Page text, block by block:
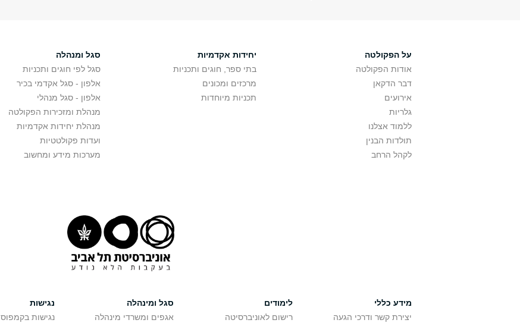
על הפקולטה
אודות הפקולטה
דבר הדקאן
אירועים
גלריות
ללמוד אצלנו
תולדות הבנין
לקהל הרחב
יחידות אקדמיות
בתי ספר, חוגים ותכניות
מרכזים ומכונים
תכניות מיוחדות
סגל ומנהלה
סגל לפי חוגים ותכניות
אלפון - סגל אקדמי בכיר
אלפון - סגל מנהלי
מנהלת ומזכירות הפקולטה
מנהלת יחידות אקדמיות
ועדות פקולטטיות
מערכות מידע ומחשוב
מידע כללי
יצירת קשר ודרכי הגעה
לימודים
רישום לאוניברסיטה
סגל ומינהלה
אגפים ומשרדי מינהלה
נגישות
נגישות בקמפוס